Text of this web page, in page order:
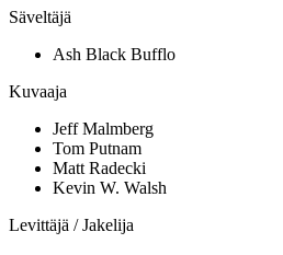
Säveltäjä
Ash Black Bufflo
Kuvaaja
Jeff Malmberg
Tom Putnam
Matt Radecki
Kevin W. Walsh
Levittäjä / Jakelija